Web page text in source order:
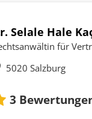
Selale Hale
für
5020 Salzburg
3